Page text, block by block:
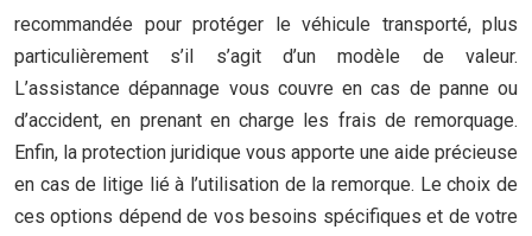
recommandée pour protéger le véhicule transporté, plus
particulièrement s’il s’agit d’un modèle de valeur.
L’assistance dépannage vous couvre en cas de panne ou
d’accident, en prenant en charge les frais de remorquage.
Enfin, la protection juridique vous apporte une aide précieuse
en cas de litige lié à l’utilisation de la remorque. Le choix de
ces options dépend de vos besoins spécifiques et de votre